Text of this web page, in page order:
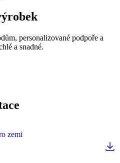
personalizované podpoře a
a snadné.
zemi